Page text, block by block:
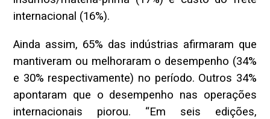
internacional (16%).
Ainda assim, 65% das indústrias afirmaram que
mantiveram ou melhoraram o desempenho (34%
e 30% respectivamente) no período. Outros 34%
apontaram que o desempenho nas operações
internacionais piorou. “Em seis edições,